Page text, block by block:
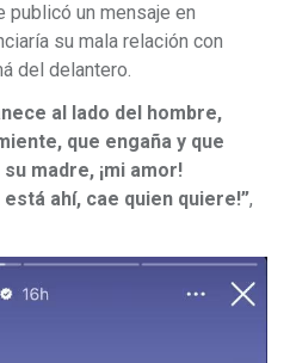
publicó un mensaje en
su mala relación con
del delantero.
al lado del hombre,
que engaña y que
madre, ¡mi amor!
está ahí, cae quien quiere!”,